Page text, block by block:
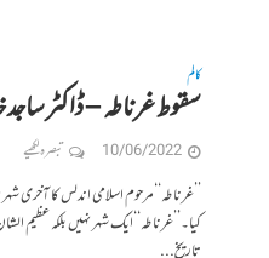
کالم
سقوط غرناطہ – ڈاکٹر ساجد
10/06/2022 تبصرہ لکھیے
’’غرناطہ‘‘مرحوم اسلامی اندلس کا آخری
کیا۔’’غرناطہ‘‘ایک شہر نہیں بلکہ عظیم